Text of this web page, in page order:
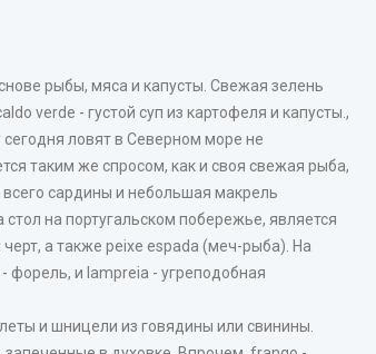
рыбы, мяса и капусты. Свежая зелень
verde - густой суп из картофеля и капусты.,
ловят в Северном море не
таким же спросом, как и своя свежая рыба,
сардины и небольшая макрель
на португальском побережье, является
а также peixe espada (меч-рыба). На
форель, и lampreia - угреподобная
и шницели из говядины или свинины.